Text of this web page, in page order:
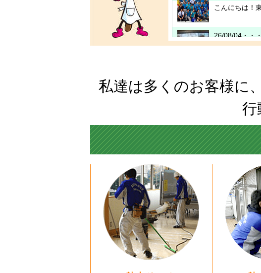
こんにちは！
26/08/04・・
こんにちは！
こんにちは！
26/07/31・・
こんにちは！
26/07/31・・
こんにちは
26/07/30・・・
仙台支店ゴー
26/07/30・・
仙台支店ゴー
私達は多くのお客様に
行